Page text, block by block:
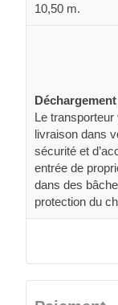
10,50 m.
Le
livraison dans
sécurité et
entrée de
dans des
protection du